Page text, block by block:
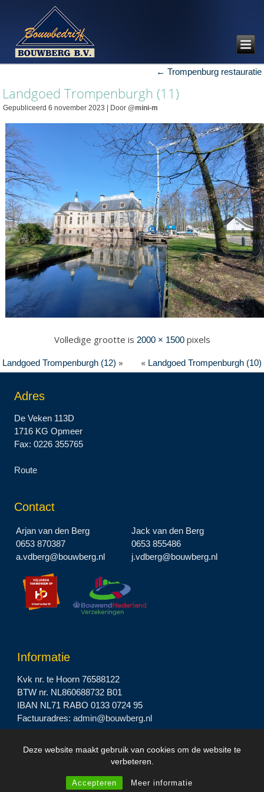
Deze website maakt gebruik van cookies om de website te
verbeteren.
Accepteren Meer informatie
← Trompenburg restauratie
Landgoed Trompenburgh (11)
Gepubliceerd 6 november 2023 Door @mini-m
Volledige grootte is 2000 × 1500pixels
Landgoed Trompenburgh (12) » « Landgoed Trompenburgh (10)
Adres
De Veken 113D
1716 KG Opmeer
Fax: 0226 355765
Route
Contact
Arjan van den Berg
0653 870387
a.vdberg@bouwberg.nl
Jack van den Berg
0653 855486
j.vdberg@bouwberg.nl
Informatie
Kvk nr. te Hoorn 76588122
BTW nr. NL860688732 B01
IBAN NL71 RABO 0133 0724 95
Factuuradres: admin@bouwberg.nl
2023 © Bouwbedrijf BOUWBERG B.V. |Privacyverklaring
Design by I-match Webconcepts